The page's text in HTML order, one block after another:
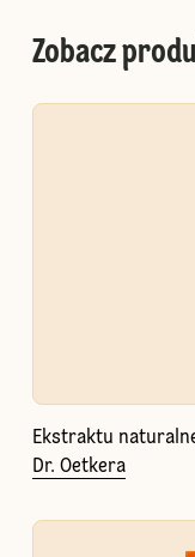
Zobacz
Ekstraktu
Dr. Oetkera